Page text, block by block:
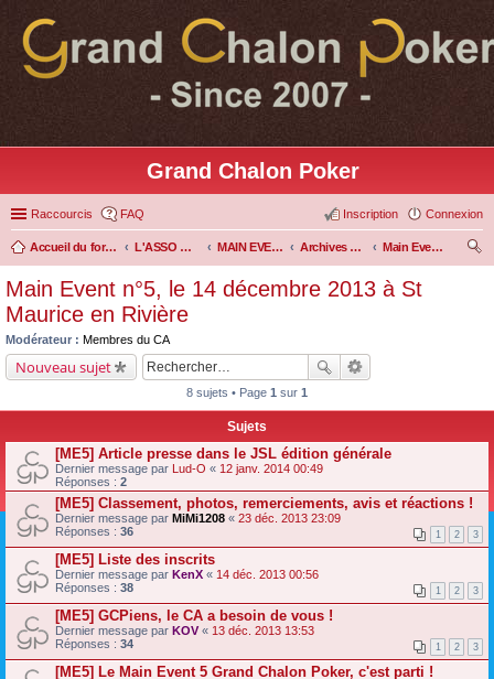
Grand Chalon Poker
Raccourcis FAQ Connexion
Inscription
Accueil du forum L'ASSO GRAND CHALON POKER MAIN EVENT & LADIES' EVENT GCP Archives Main Event
Main Event n°5, le 14 décembre 2013 à St Maurice en Rivière
Main Event n°5, le 14 décembre 2013 à St
Maurice en Rivière
Modérateur : Membres du CA
Nouveau sujet
8 sujets • Page 1 sur 1
Sujets
[ME5] Article presse dans le JSL édition générale
Dernier message par Lud-O « 12 janv. 2014 00:49
Réponses : 2
[ME5] Classement, photos, remerciements, avis et réactions !
Dernier message par MiMi1208 « 23 déc. 2013 23:09
Réponses : 36 1 2 3
[ME5] Liste des inscrits
Dernier message par KenX « 14 déc. 2013 00:56
Réponses : 38 1 2 3
[ME5] GCPiens, le CA a besoin de vous !
Dernier message par KOV « 13 déc. 2013 13:53
Réponses : 34 1 2 3
[ME5] Le Main Event 5 Grand Chalon Poker, c'est parti !